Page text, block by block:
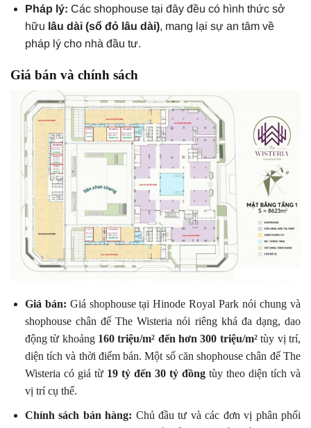
Pháp lý: Các shophouse tại đây đều có hình thức sở
hữu lâu dài (sổ đỏ lâu dài), mang lại sự an tâm về
pháp lý cho nhà đầu tư.
Giá bán và chính sách
Giá bán: Giá shophouse tại Hinode Royal Park nói chung và
shophouse chân đế The Wisteria nói riêng khá đa dạng, dao
động từ khoảng 160 triệu/m² đến hơn 300 triệu/m²tùy vị trí,
diện tích và thời điểm bán. Một số căn shophouse chân đế The
Wisteria có giá từ 19 tỷ đến 30 tỷ đồngtùy theo diện tích và
vị trí cụ thể.
Chính sách bán hàng: Chủ đầu tư và các đơn vị phân phối